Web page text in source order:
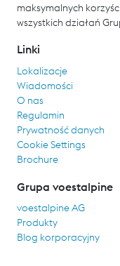
maksymalnych
wszystkich działań
Linki
Lokalizacje
Wiadomości
O nas
Regulamin
Prywatność danych
Cookie Settings
Brochure
Grupa voestalpine
voestalpine AG
Produkty
Blog korporacyjny